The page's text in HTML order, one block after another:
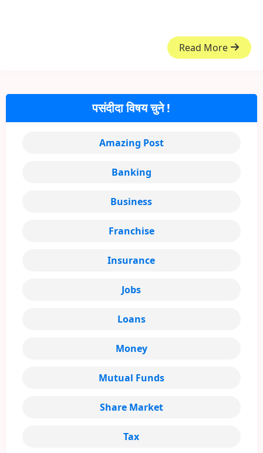
Read More
पसंदीदा विषय चुने !
Amazing Post
Banking
Business
Franchise
Insurance
Jobs
Loans
Money
Mutual Funds
Share Market
Tax